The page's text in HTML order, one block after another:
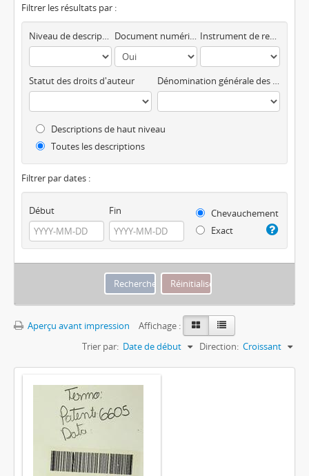
Filtrer les résultats par :
Niveau de description Document numérique disponible Instrument de recherche
Statut des droits d'auteur Dénomination générale des documents
Descriptions de haut niveau
Toutes les descriptions
Filtrer par dates :
Début Fin
Chevauchement
Exact
Aperçu avant impression
Affichage :
Trier par: Date de début Direction: Croissant